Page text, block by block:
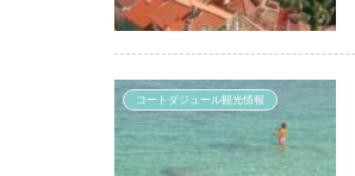
コートダジュール観光情報